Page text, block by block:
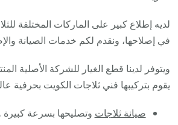
لديه إطلاع كبير على الماركات المختلفة
في إصلاحها، ونقدم لكم خدمات الصيانة
ويتوفر لدينا قطع الغيار للشركة الأصلية
يقوم بتركيبها فني ثلاجات الكويت بحرفية
صيانة ثلاجات وتصليحها بسرعة